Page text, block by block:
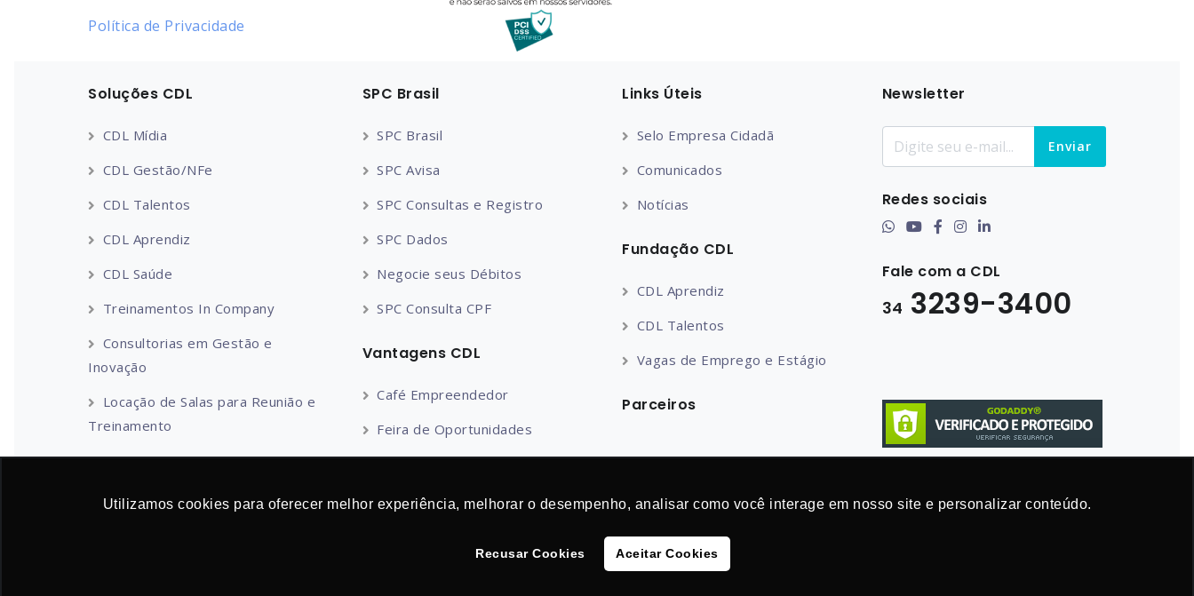
Utilizamos cookies para oferecer melhor experiência, melhorar o desempenho, analisar como você interage em nosso site e personalizar conteúdo.
Recusar Cookies Aceitar Cookies
Política de Privacidade
Soluções CDL
CDL Mídia
CDL Gestão/NFe
CDL Talentos
CDL Aprendiz
CDL Saúde
Treinamentos In Company
Consultorias em Gestão e
Inovação
Locação de Salas para Reunião e
Treinamento
SPC Brasil
SPC Brasil
SPC Avisa
SPC Consultas e Registro
SPC Dados
Negocie seus Débitos
SPC Consulta CPF
Vantagens CDL
Café Empreendedor
Feira de Oportunidades
HSM Programação Online
Links Úteis
Selo Empresa Cidadã
Comunicados
Notícias
Fundação CDL
CDL Aprendiz
CDL Talentos
Vagas de Emprego e Estágio
Parceiros
Newsletter
Enviar
Redes sociais
Fale com a CDL
34 3239-3400